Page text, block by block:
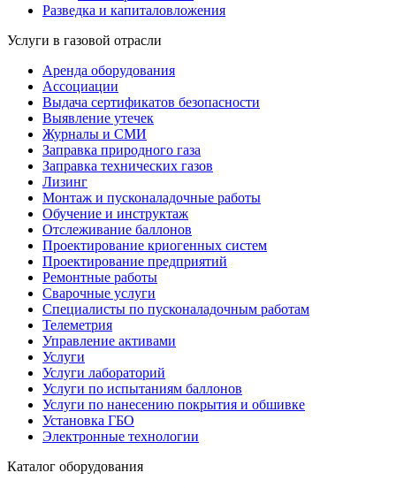
Разведка и капиталовложения
Услуги в газовой отрасли
Аренда оборудования
Ассоциации
Выдача сертификатов безопасности
Выявление утечек
Журналы и СМИ
Заправка природного газа
Заправка технических газов
Лизинг
Монтаж и пусконаладочные работы
Обучение и инструктаж
Отслеживание баллонов
Проектирование криогенных систем
Проектирование предприятий
Ремонтные работы
Сварочные услуги
Специалисты по пусконаладочным работам
Телеметрия
Управление активами
Услуги
Услуги лабораторий
Услуги по испытаниям баллонов
Услуги по нанесению покрытия и обшивке
Установка ГБО
Электронные технологии
Каталог оборудования